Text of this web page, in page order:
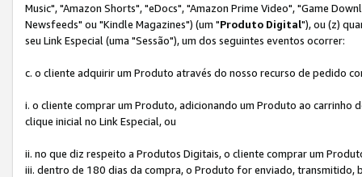
Music", "Amazon Shorts", "eDocs", "Amazon Prime Video", "Game
Newsfeeds" ou "Kindle Magazines") (um "Produto Digital"), ou (z)
seu Link Especial (uma "Sessão"), um dos seguintes eventos ocorrer:
c. o cliente adquirir um Produto através do nosso recurso de pedido
i. o cliente comprar um Produto, adicionando um Produto ao
clique inicial no Link Especial, ou
ii. no que diz respeito a Produtos Digitais, o cliente comprar um
iii. dentro de 180 dias da compra, o Produto for enviado, transmitido,